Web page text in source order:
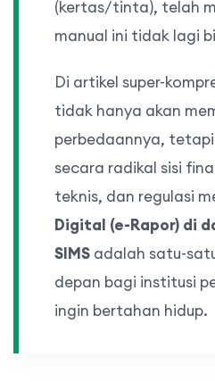
(kertas/tinta), telah
manual ini tidak lagi
Di artikel super-
tidak hanya akan
perbedaannya,
secara radikal sisi
teknis, dan regulasi
Digital (e-Rapor) di
SIMS adalah satu-
depan bagi institusi
ingin bertahan hidup.